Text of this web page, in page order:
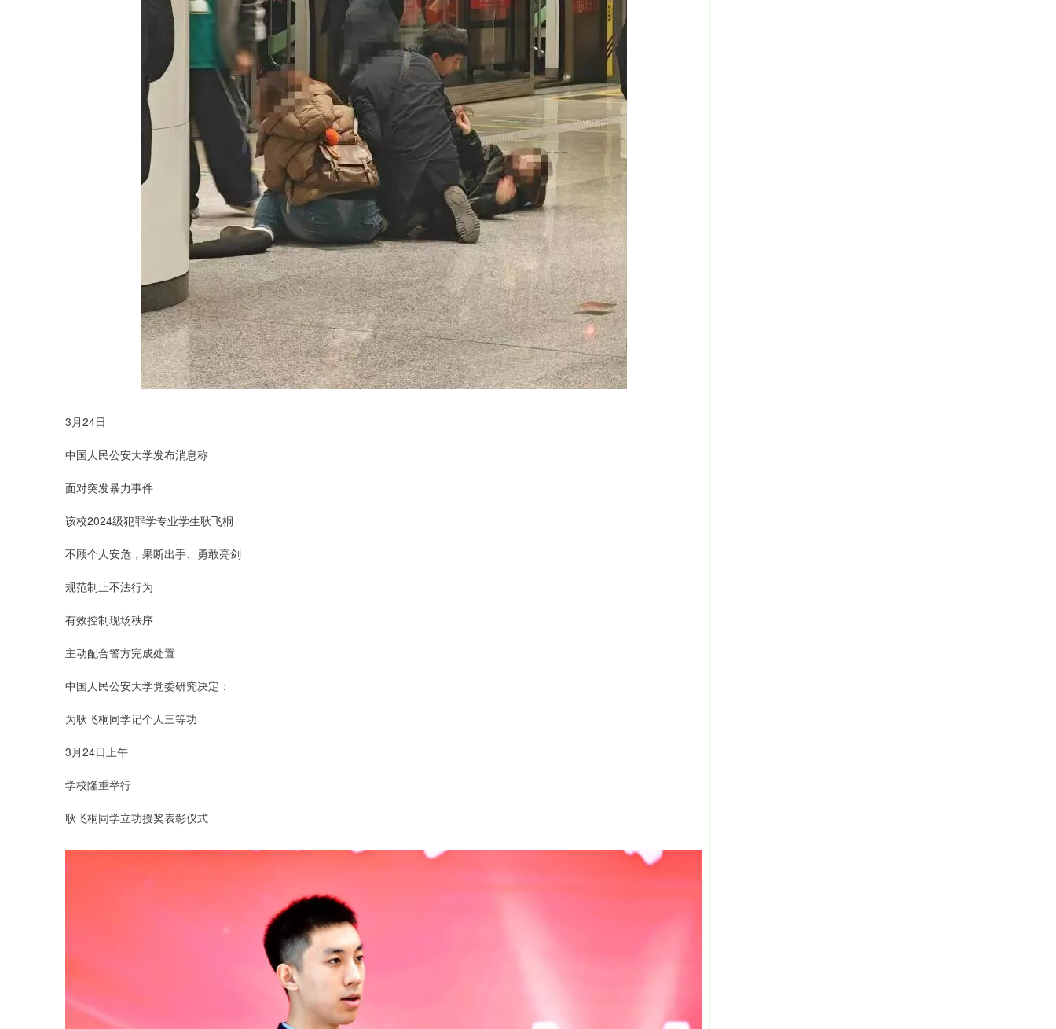
3月24日
中国人民公安大学发布消息称
面对突发暴力事件
该校2024级犯罪学专业学生耿飞桐
不顾个人安危，果断出手、勇敢亮剑
规范制止不法行为
有效控制现场秩序
主动配合警方完成处置
中国人民公安大学党委研究决定：
为耿飞桐同学记个人三等功
3月24日上午
学校隆重举行
耿飞桐同学立功授奖表彰仪式